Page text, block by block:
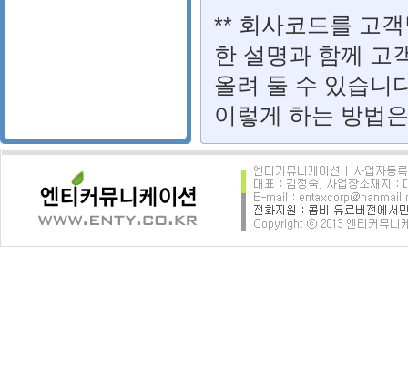
** 회사코드를 고
한 설명과 함께 고
올려 둘 수 있습니
이렇게 하는 방법